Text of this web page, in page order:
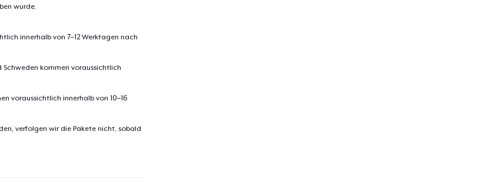
wurde.
innerhalb von 7–12 Werktagen nach
kommen voraussichtlich
voraussichtlich innerhalb von 10–16
verfolgen wir die Pakete nicht, sobald
gehen